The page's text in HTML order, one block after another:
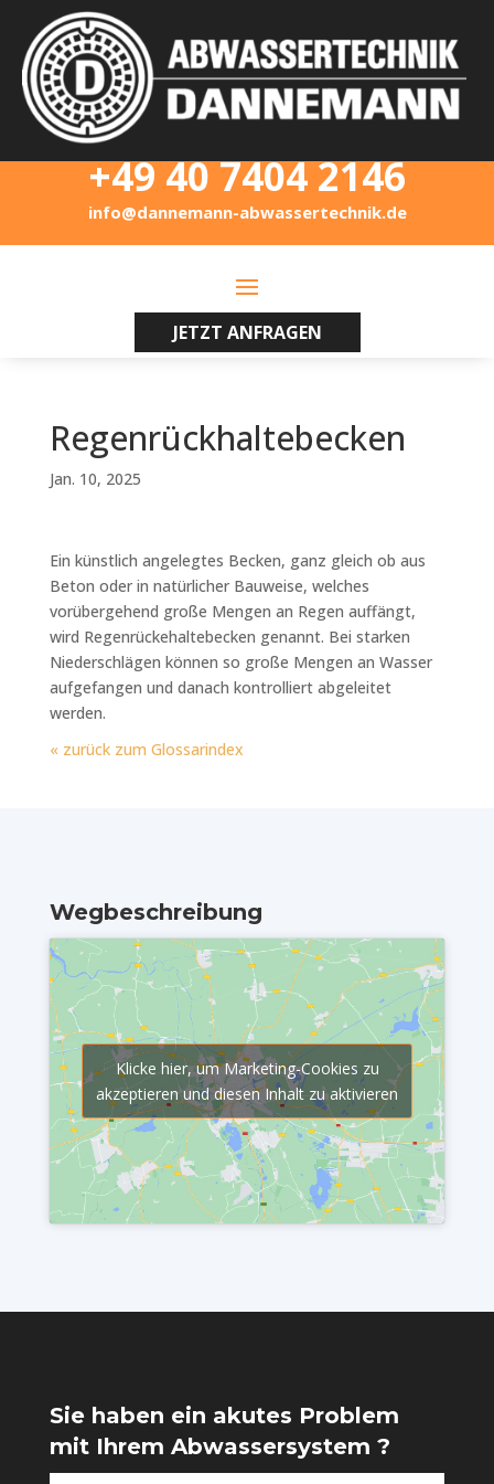
+49 40 7404 2146
info@dannemann-abwassertechnik.de
JETZT ANFRAGEN
Regenrückhaltebecken
Jan. 10, 2025
Ein künstlich angelegtes Becken, ganz gleich ob aus
Beton oder in natürlicher Bauweise, welches
vorübergehend große Mengen an Regen auffängt,
wird Regenrückehaltebecken genannt. Bei starken
Niederschlägen können so große Mengen an Wasser
aufgefangen und danach kontrolliert abgeleitet
werden.
« zurück zum Glossarindex
Wegbeschreibung
Klicke hier, um Marketing-Cookies zu
akzeptieren und diesen Inhalt zu aktivieren
Sie haben ein akutes Problem
mit Ihrem Abwassersystem ?